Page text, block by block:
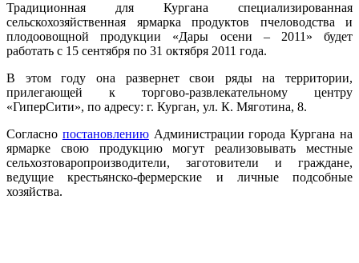
Традиционная для Кургана специализированная
сельскохозяйственная ярмарка продуктов пчеловодства и
плодоовощной продукции «Дары осени – 2011» будет
работать с 15 сентября по 31 октября 2011 года.
В этом году она развернет свои ряды на территории,
прилегающей к торгово-развлекательному центру
«ГиперСити», по адресу: г. Курган, ул. К. Мяготина, 8.
Согласно постановлениюАдминистрации города Кургана на
ярмарке свою продукцию могут реализовывать местные
сельхозтоваропроизводители, заготовители и граждане,
ведущие крестьянско-фермерские и личные подсобные
хозяйства.